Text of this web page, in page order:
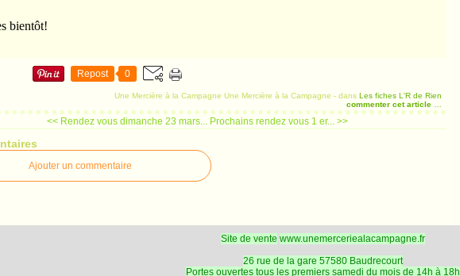
bientôt!
Repost 0
Une Mercière à la Campagne Une Mercière à la Campagne - dans Les fiches L'R de Rien
commenter cet article
<< Rendez vous dimanche 23 mars... Prochains rendez vous 1 er... >>
Ajouter un commentaire
Site de vente www.unemerceriealacampagne.fr
26 rue de la gare 57580 Baudrecourt
Portes ouvertes tous les premiers samedi du mois de 14h à 18h